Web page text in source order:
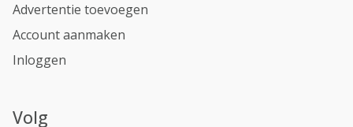
Advertentie toevoegen
Account aanmaken
Inloggen
Volg